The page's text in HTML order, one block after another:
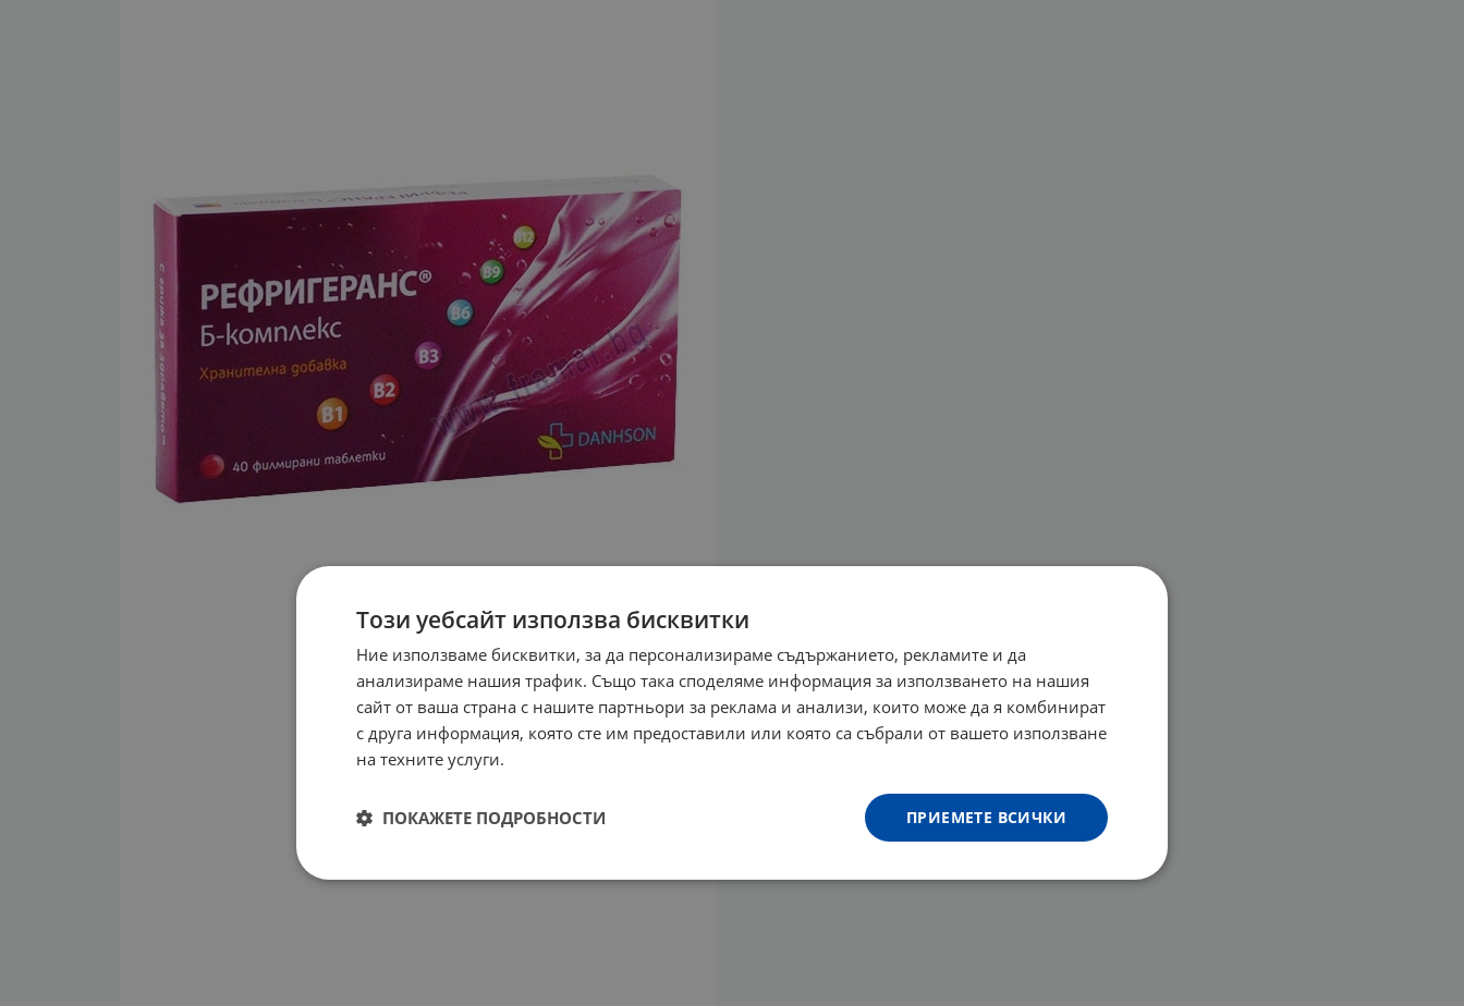
Този уебсайт използва бисквитки
Ние използваме бисквитки, за да персонализираме съдържанието, рекламите и да
анализираме нашия трафик. Също така споделяме информация за използването на нашия
сайт от ваша страна с нашите партньори за реклама и анализи, които може да я комбинират
с друга информация, която сте им предоставили или която са събрали от вашето използване
на техните услуги.
ПРИЕМЕТЕ ВСИЧКИ
ПОКАЖЕТЕ ПОДРОБНОСТИ